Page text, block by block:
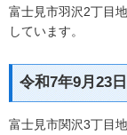
富士見市羽沢2丁目
しています。
令和7年9月23
富士見市関沢3丁目